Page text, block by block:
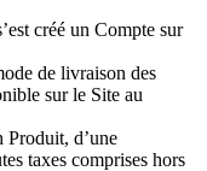
créé un Compte sur
de livraison des
sur le Site au
Produit, d’une
taxes comprises hors